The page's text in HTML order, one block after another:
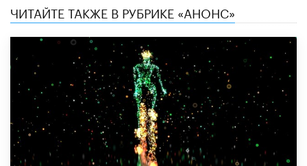
ЧИТАЙТЕ ТАКЖЕ В РУБРИКЕ «АНОНС»